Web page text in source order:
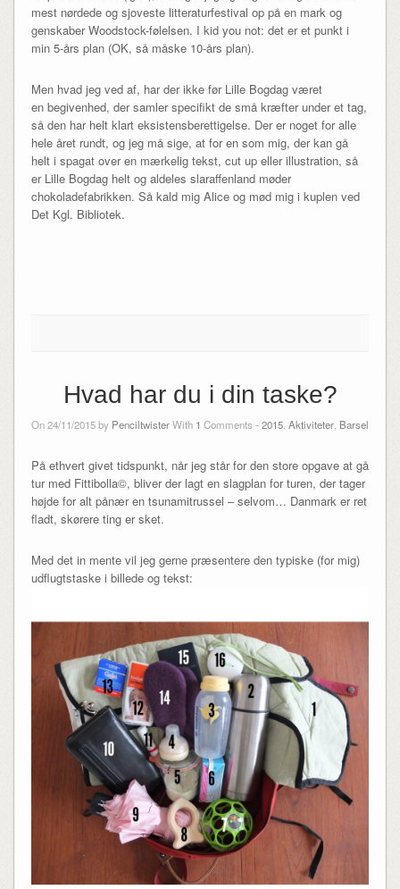
mest nørdede og sjoveste litteraturfestival op på en mark og
genskaber Woodstock-følelsen. I kid you not: det er et punkt i
min 5-års plan (OK, så måske 10-års plan).
Men hvad jeg ved af, har der ikke før Lille Bogdag været
en begivenhed, der samler specifikt de små kræfter under et tag,
så den har helt klart eksistensberettigelse. Der er noget for alle
hele året rundt, og jeg må sige, at for en som mig, der kan gå
helt i spagat over en mærkelig tekst, cut up eller illustration, så
er Lille Bogdag helt og aldeles slaraffenland møder
chokoladefabrikken. Så kald mig Alice og mød mig i kuplen ved
Det Kgl. Bibliotek.
Hvad har du i din taske?
On 24/11/2015 by PenciltwisterWith 1 Comments - 2015 Aktiviteter Barsel
På ethvert givet tidspunkt, når jeg står for den store opgave at gå
tur med Fittibolla©, bliver der lagt en slagplan for turen, der tager
højde for alt pånær en tsunamitrussel – selvom… Danmark er ret
fladt, skørere ting er sket.
Med det in mente vil jeg gerne præsentere den typiske (for mig)
udflugtstaske i billede og tekst: